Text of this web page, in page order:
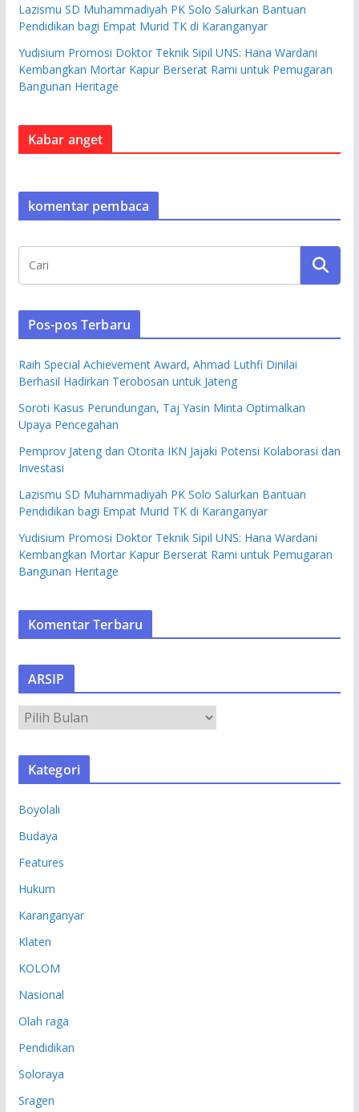
Lazismu SD Muhammadiyah PK Solo Salurkan Bantuan
Pendidikan bagi Empat Murid TK di Karanganyar
Yudisium Promosi Doktor Teknik Sipil UNS: Hana Wardani
Kembangkan Mortar Kapur Berserat Rami untuk Pemugaran
Bangunan Heritage
Kabar anget
komentar pembaca
Pos-pos Terbaru
Raih Special Achievement Award, Ahmad Luthfi Dinilai
Berhasil Hadirkan Terobosan untuk Jateng
Soroti Kasus Perundungan, Taj Yasin Minta Optimalkan
Upaya Pencegahan
Pemprov Jateng dan Otorita IKN Jajaki Potensi Kolaborasi dan
Investasi
Lazismu SD Muhammadiyah PK Solo Salurkan Bantuan
Pendidikan bagi Empat Murid TK di Karanganyar
Yudisium Promosi Doktor Teknik Sipil UNS: Hana Wardani
Kembangkan Mortar Kapur Berserat Rami untuk Pemugaran
Bangunan Heritage
Komentar Terbaru
ARSIP
R
S
Kategori
Boyolali
Budaya
Features
Hukum
Karanganyar
Klaten
KOLOM
Nasional
Olah raga
Pendidikan
Soloraya
Sragen